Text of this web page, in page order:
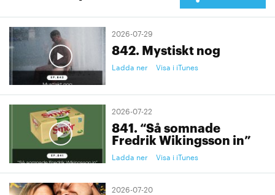
2026-07-29
842. Mystiskt nog
Ladda ner Visa i iTunes
2026-07-22
841. “Så somnade
Fredrik Wikingsson in”
Ladda ner Visa i iTunes
2026-07-20